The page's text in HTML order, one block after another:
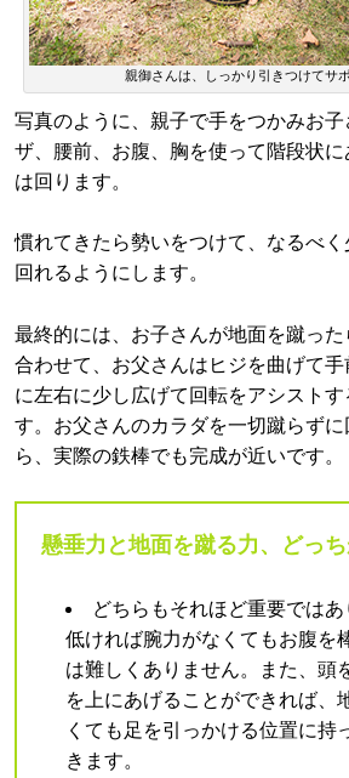
親御さんは、しっかり引きつけてサ
写真のように、親子で手をつかみお
ザ、腰前、お腹、胸を使って階段状
は回ります。
慣れてきたら勢いをつけて、なるべ
回れるようにします。
最終的には、お子さんが地面を蹴っ
合わせて、お父さんはヒジを曲げて
に左右に少し広げて回転をアシストす
す。お父さんのカラダを一切蹴らず
ら、実際の鉄棒でも完成が近いです。
懸垂力と地面を蹴る力、どっち
どちらもそれほど重要では
低ければ腕力がなくてもお腹を
は難しくありません。また、頭
を上にあげることができれば、
くても足を引っかける位置に持
きます。